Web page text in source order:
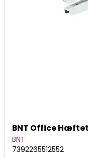
BNT Office
BNT
7392265512552